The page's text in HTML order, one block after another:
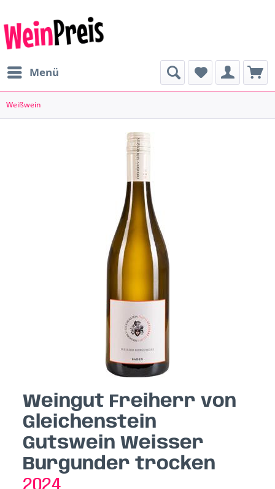
Menü
Weißwein
Weingut Freiherr von
Gleichenstein
Gutswein Weisser
Burgunder trocken